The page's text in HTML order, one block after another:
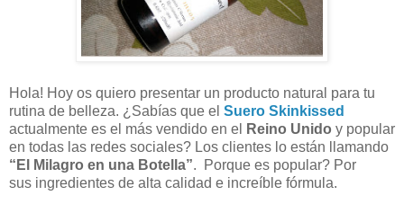
Hola! Hoy os quiero presentar un producto natural para tu
rutina de belleza. ¿Sabías que el Suero Skinkissed
actualmente es el más vendido en el
Reino Unido y popular
en todas las redes sociales? Los clientes lo están llamando
“El Milagro en una Botella”. Porque es popular? Por
sus ingredientes de alta calidad e increíble fórmula.